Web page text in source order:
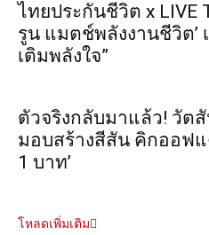
ไทยประกันชีวิต x LIVE
รูน แมตช์พลังงานชีวิต’
เติมพลังใจ”
ตัวจริงกลับมาแล้ว! วัต
มอบสร้างสีสัน คิกออฟ
1 บาท’
โหลดเพิ่มเติม